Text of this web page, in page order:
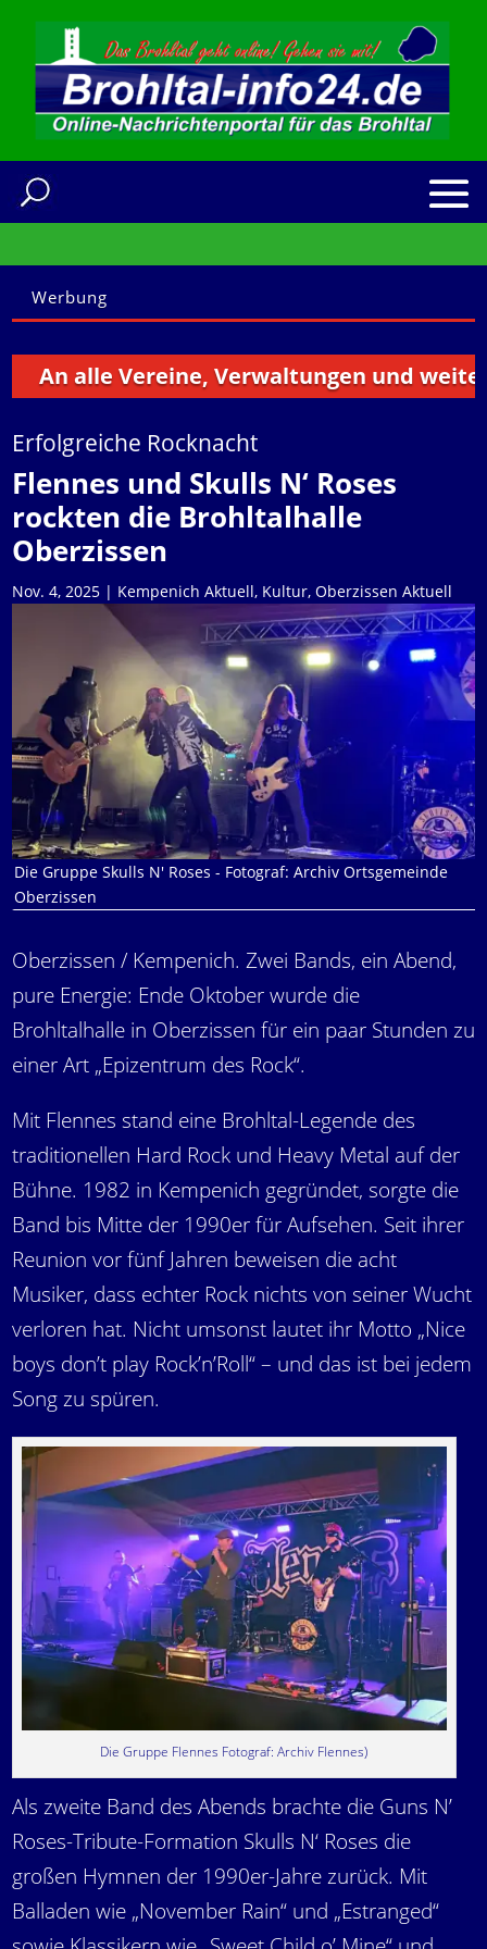
Werbung
alle Vereine, Verwaltungen und weitere
Erfolgreiche Rocknacht
Flennes und Skulls N‘ Roses
rockten die Brohltalhalle
Oberzissen
Nov. 4, 2025 | Kempenich Aktuell, Kultur, Oberzissen Aktuell
Die Gruppe Skulls N' Roses - Fotograf: Archiv Ortsgemeinde
Oberzissen
Oberzissen / Kempenich. Zwei Bands, ein Abend,
pure Energie: Ende Oktober wurde die
Brohltalhalle in Oberzissen für ein paar Stunden zu
einer Art „Epizentrum des Rock“.
Mit Flennes stand eine Brohltal-Legende des
traditionellen Hard Rock und Heavy Metal auf der
Bühne. 1982 in Kempenich gegründet, sorgte die
Band bis Mitte der 1990er für Aufsehen. Seit ihrer
Reunion vor fünf Jahren beweisen die acht
Musiker, dass echter Rock nichts von seiner Wucht
verloren hat. Nicht umsonst lautet ihr Motto „Nice
boys don’t play Rock’n’Roll“ – und das ist bei jedem
Song zu spüren.
Die Gruppe Flennes Fotograf: Archiv Flennes)
Als zweite Band des Abends brachte die Guns N’
Roses-Tribute-Formation Skulls N‘ Roses die
großen Hymnen der 1990er-Jahre zurück. Mit
Balladen wie „November Rain“ und „Estranged“